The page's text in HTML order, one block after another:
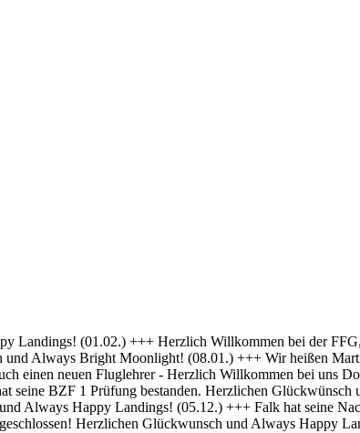
+++ Daniel hat seine PPL-Prüfung bestanden! Herzlichen Glückwunsch und weiterhin Happy Landings! (11.09.) +++ Clemens ist seine ersten Solo Platzrunden geflogen. Herzlichen Glückwunsch und weiterhin viel Erfolg bei Deiner Ausbildung (09.09.) +++ Stefan hat seine Instrumentenflugberechtigung erworben! Herzlichen Glückwunsch und Always Happy Landings! (06.09.) +++ Wir gratulieren Marc zum ersten Soloflug! Herzlichen Glückwunsch und weiterhin viel Erfolg bei Deiner Ausbildung (24.08.) +++ Vincent hat seine theoretische Prüfung bestanden! Herzlichen Glückwunsch und weiterhin viel Erfolg bei Deiner Ausbildung (10.08.) +++ Stefan hat seine Theorieprüfung bestanden! Herzlichen Glückwunsch und weiterhin viel Erfolg bei Deiner Ausbildung (27.07.) +++ Julian hat die IR-Prüfung bestanden! Herzlichen Glückwunsch und Always Happy Landings. (25.07.) +++ Oliver hat die Praktische Prüfung bestanden! Herzlichen Glückwunsch und Always Happy Landings. (12.06.) +++ Und eine PPL mehr.... Glückwunsch Luis zur Lizenz. (27.04.) +++ Michel und Clemens haben heute die Theoretische Prüfung bestanden! Glückwunsch euch beiden und viel Erfolg bei der Praxis. (06.04.) +++ Daniel hat seine LAPL-Prüfung bestanden! Herzlichen Glückwunsch und Always Happy Landings. (29.03.) +++ Glückwunsch zum ersten Solo, Stefan! Ein denkwürdiger Tag im Leben eines jeden Piloten. (17.03.) +++ Die FFG hat ein neues Mitglied und erfahrenen Piloten bekommen! Willkommen Hermann und viel Spaß in der FFG. (01.03.) +++ Daniel hat heute die Theoretische Prüfung bestanden! Gratulation und weiterhin viel Erfolg bei der Praxis. (22.02.) +++ Luis hat die Theoretische Prüfung bestanden! Herzlichen Glückwunsch und viel Erfolg bei der Praxis. (09.02.) +++ Tibor hat seine Instrumentenflugberechtigung erhalten! Herzlichen Glückwunsch und Always Happy Landings. (06.02.) +++ Alexander hat die Theoretische Prüfung bestanden! Herzlichen Glückwunsch und viel Erfolg bei der Praxis. (21.01.) +++ Seit heute haben wir 5 neue BZF Besitzer. Glückwunsch Clemens E, Clemens H, Richard, Robert und Stefan. Super gemacht, weiter so. (19.01.) +++ André startet seine PPL(a) Ausbildung zum 1.1. - viel Erfolg dabei. (17.12.) +++ Die FFG begrüßt herzlich Axel als neues Vollmitglied. (16.12. ) +++ Und wieder einer ohne Lehrer unterwegs- Gratulation Daniel ! (26.10.) +++ Norman hat heute seine Praktische Prüfung bestanden. Herzlichen Glückwunsch und Always Happy Landings (28.10) +++ Glückwunsch Karsten! Die Schülerakte wurde soeben geschlossen :-) Always happy Landings (12.9.) +++ Hendrik ist heute seine ersten Solo-Platzrunden geflogen. Herzlichen Glückwünsch und always happy landings (3.9.) +++ Wir begrüßen Richard als neues Mitglied der FFG und wünschen eine erfolgreiche Ausbildung! (1.9.) +++ Norman hat die Theoretische Prüfung bestanden. Herzlichen